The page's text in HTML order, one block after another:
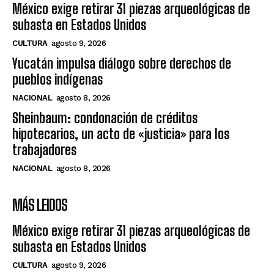
México exige retirar 31 piezas arqueológicas de
subasta en Estados Unidos
CULTURA agosto 9, 2026
Yucatán impulsa diálogo sobre derechos de
pueblos indígenas
NACIONAL agosto 8, 2026
Sheinbaum: condonación de créditos
hipotecarios, un acto de «justicia» para los
trabajadores
NACIONAL agosto 8, 2026
MÁS LEIDOS
México exige retirar 31 piezas arqueológicas de
subasta en Estados Unidos
CULTURA agosto 9, 2026